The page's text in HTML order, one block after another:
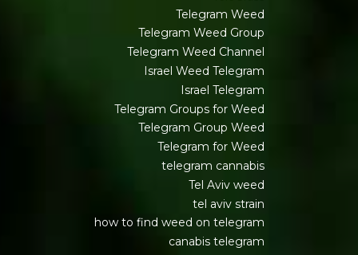
Telegram Weed
Telegram Weed Group
Telegram Weed Channel
Israel Weed Telegram
Israel Telegram
Telegram Groups for Weed
Telegram Group Weed
Telegram for Weed
telegram cannabis
Tel Aviv weed
tel aviv strain
how to find weed on telegram
canabis telegram